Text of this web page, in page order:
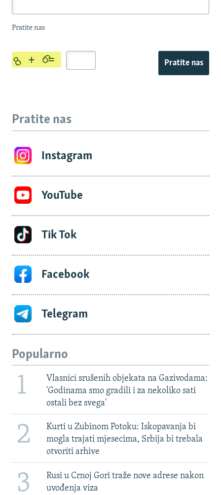
Pratite nas
Pratite nas
Pratite nas
Instagram
YouTube
Tik Tok
Facebook
Telegram
Popularno
1
Vlasnici srušenih objekata na Gazivodama:
'Godinama smo gradili i za nekoliko sati
ostali bez svega'
2
Kurti u Zubinom Potoku: Iskopavanja bi
mogla trajati mjesecima, Srbija bi trebala
otvoriti arhive
3
Rusi u Crnoj Gori traže nove adrese nakon
uvođenja viza